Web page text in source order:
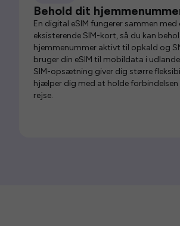
Behold dit
En digital eSIM fungerer sammen med
eksisterende SIM-kort, så du kan
hjemmenummer aktivt til opkald og
bruger din eSIM til mobildata i
SIM-opsætning giver dig større
hjælper dig med at holde forbindelsen
rejse.